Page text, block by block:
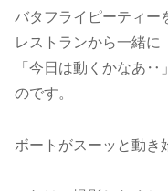
バタフライピーティー
レストランから一緒に
「今日は動くかなあ‥
のです。
ボートがスーッと動き